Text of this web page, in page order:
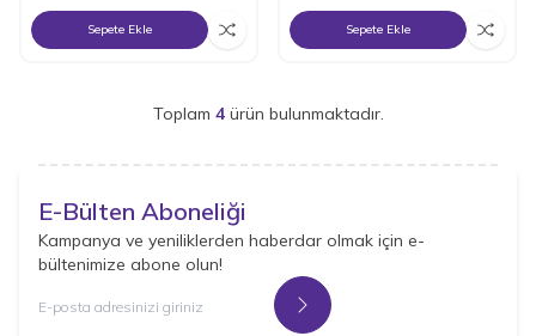
Sepete Ekle Sepete Ekle
Toplam 4ürün bulunmaktadır.
E-Bülten Aboneliği
Kampanya ve yeniliklerden haberdar olmak için e-
bültenimize abone olun!
Kayıt Ol